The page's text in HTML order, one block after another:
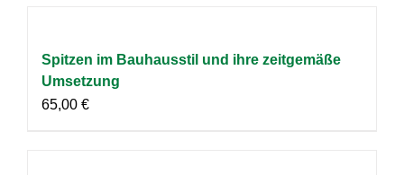
Spitzen im Bauhausstil und ihre zeitgemäße
Umsetzung
65,00 €